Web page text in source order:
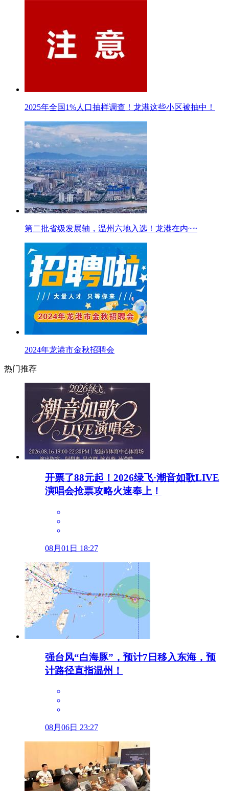
2025年全国1%人口抽样调查！龙港这些小区被抽中！
第二批省级发展轴，温州六地入选！龙港在内~~
2024年龙港市金秋招聘会
热门推荐
开票了88元起！2026绿飞·潮音如歌LIVE
演唱会抢票攻略火速奉上！
08月01日 18:27
强台风“白海豚”，预计7日移入东海，预
计路径直指温州！
08月06日 23:27